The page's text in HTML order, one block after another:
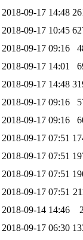
2018-09-17 14:48
2018-09-17 10:45
2018-09-17 09:16
2018-09-17 14:01
2018-09-17 14:48
2018-09-17 09:16
2018-09-17 09:16
2018-09-17 07:51
2018-09-17 07:51
2018-09-17 07:51
2018-09-17 07:51
2018-09-14 14:46
2018-09-17 06:30